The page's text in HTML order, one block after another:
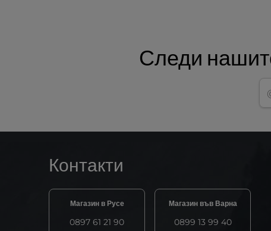
Следи
Контакти
Магазин в Русе
0897 61 21 90
Магазин във Варна
0899 13 99 40